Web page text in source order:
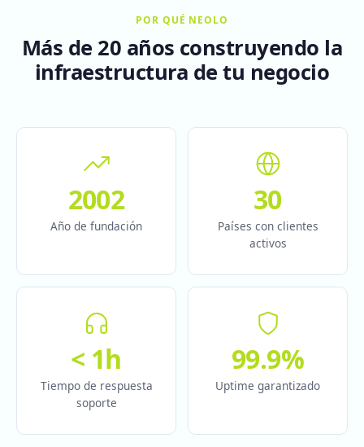
POR QUÉ NEOLO
Más de 20 años construyendo la
infraestructura de tu negocio
2002
Año de fundación
30
Países con clientes
activos
< 1h
Tiempo de respuesta
soporte
99.9%
Uptime garantizado